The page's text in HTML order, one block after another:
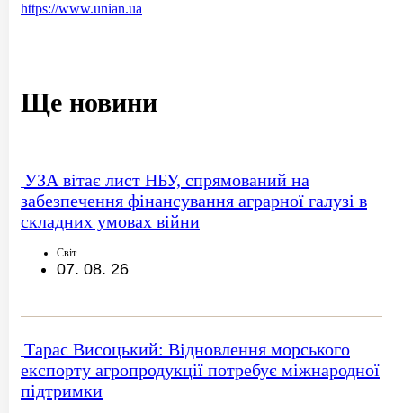
https://www.unian.ua
Ще новини
УЗА вітає лист НБУ, спрямований на
забезпечення фінансування аграрної галузі в
складних умовах війни
Світ
07. 08. 26
Тарас Висоцький: Відновлення морського
експорту агропродукції потребує міжнародної
підтримки